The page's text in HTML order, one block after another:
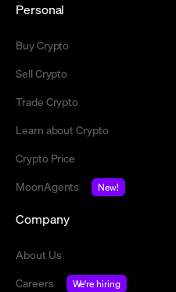
Personal
Buy Crypto
Sell Crypto
Trade Crypto
Learn about Crypto
Crypto Price
MoonAgents
New!
Company
About Us
Careers
We're hiring